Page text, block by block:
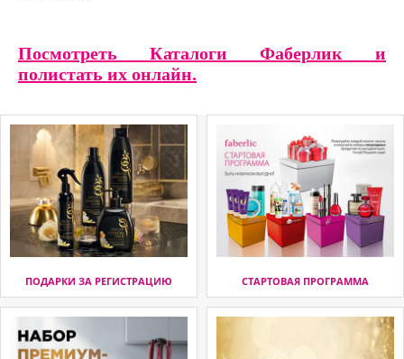
Посмотреть Каталоги Фаберлик и
полистать их онлайн.
ПОДАРКИ ЗА РЕГИСТРАЦИЮ СТАРТОВАЯ ПРОГРАММА